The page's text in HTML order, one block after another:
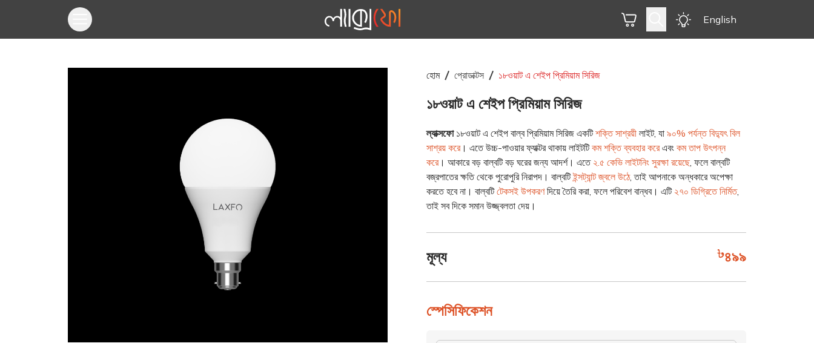
English
হোম প্রোডাক্টস ১৮ওয়াট এ শেইপ প্রিমিয়াম সিরিজ
১৮ওয়াট এ শেইপ প্রিমিয়াম সিরিজ
ল্যাক্সফো১৮ওয়াট এ শেইপ বাল্ব প্রিমিয়াম সিরিজ একটিশক্তি সাশ্রয়ী লাইট, যা ৯০% পর্যন্ত বিদ্যুৎ বিল
সাশ্রয় করে। এতে উচ্চ-পাওয়ার ফ্যাক্টর থাকায় লাইটটিকম শক্তি ব্যবহার করেএবং কম তাপ উৎপন্ন
করে। আকারে বড় বাল্বটি বড় ঘরের জন্য আদর্শ। এতে ২.৫ কেভি লাইটনিং সুরক্ষা রয়েছে, ফলে বাল্বটি
বজ্রপাতের ক্ষতি থেকে পুরোপুরি নিরাপদ। বাল্বটিইন্সট্যান্ট জ্বলে উঠে, তাই আপনাকে অন্ধকারে অপেক্ষা
করতে হবে না। বাল্বটিটেকসই উপকরণদিয়ে তৈরি করা, ফলে পরিবেশ বান্ধব। এটি ২৭০ ডিগ্রিতে নির্মিত,
তাই সব দিকে সমান উজ্জ্বলতা দেয়।
মূল্য ৪৯৯
স্পেসিফিকেশন